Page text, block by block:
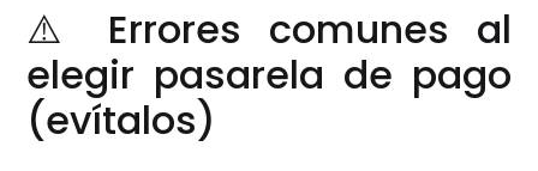
⚠️ Errores comunes al
elegir pasarela de pago
(evítalos)